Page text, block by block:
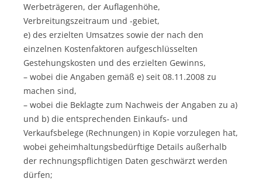
Werbeträgeren, der Auflagenhöhe,
Verbreitungszeitraum und -gebiet,
e) des erzielten Umsatzes sowie der nach den
einzelnen Kostenfaktoren aufgeschlüsselten
Gestehungskosten und des erzielten Gewinns,
– wobei die Angaben gemäß e) seit 08.11.2008 zu
machen sind,
– wobei die Beklagte zum Nachweis der Angaben zu a)
und b) die entsprechenden Einkaufs- und
Verkaufsbelege (Rechnungen) in Kopie vorzulegen hat,
wobei geheimhaltungsbedürftige Details außerhalb
der rechnungspflichtigen Daten geschwärzt werden
dürfen;